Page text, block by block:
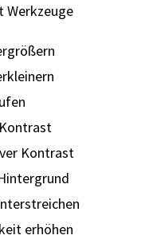
Werkzeuge
Kontrast
erhöhen